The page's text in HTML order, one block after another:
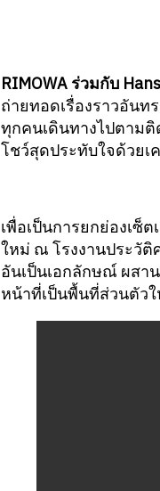
RIMOWA ร่วมกับ
ถ่ายทอดเรื่องราวอัน
ทุกคนเดินทางไปตามติ
โชว์สุดประทับใจด้วยเ
เพื่อเป็นการยกย่องเซ็
ใหม่ ณ โรงงานประวัติ
อันเป็นเอกลักษณ์ ผสา
หน้าที่เป็นพื้นที่ส่วนตัวใ